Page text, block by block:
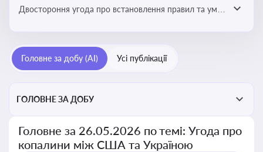
Двостороння угода про встановлення правил та умов
перспективи України
Головне за добу (AI) Усі публікації
ГОЛОВНЕ ЗА ДОБУ
Головне за 26.05.2026 по темі: Угода про
копалини між США та Україною